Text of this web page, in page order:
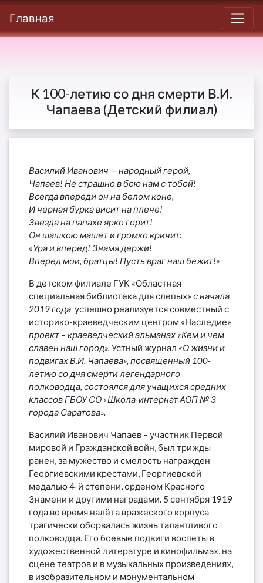
Главная
К 100-летию со дня смерти В.И.
Чапаева (Детский филиал)
Василий Иванович — народный герой,
Чапаев! Не страшно в бою нам с тобой!
Всегда впереди он на белом коне,
И черная бурка висит на плече!
Звезда на папахе ярко горит!
Он шашкою машет и громко кричит:
«Ура и вперед! Знамя держи!
Вперед мои, братцы! Пусть враг наш бежит!»
В детском филиале ГУК «Областная
специальная библиотека для слепых» с начала
2019 года успешно реализуется совместный с
историко-краеведческим центром «Наследие»
проект – краеведческий альманах «Кем и чем
славен наш город».Устный журнал «О жизни и
подвигах В.И. Чапаева», посвященный 100-
летию со дня смерти легендарного
полководца, состоялся для учащихся средних
классов ГБОУ СО «Школа-интернат АОП № 3
города Саратова»
Василий Иванович Чапаев – участник Первой
мировой и Гражданской войн, был трижды
ранен, за мужество и смелость награжден
Георгиевскими крестами, Георгиевской
медалью 4-й степени, орденом Красного
Знамени и другими наградами. 5 сентября 1919
года во время налёта вражеского корпуса
трагически оборвалась жизнь талантливого
полководца. Его боевые подвиги воспеты в
художественной литературе и кинофильмах, на
сцене театров и в музыкальных произведениях,
в изобразительном и монументальном